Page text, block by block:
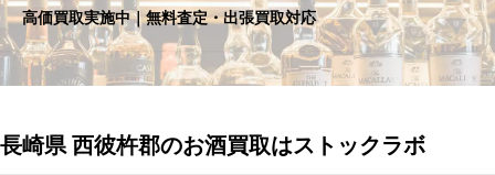
高価買取実施中｜無料査定・出張買取対応
長崎県 西彼杵郡のお酒買取はストックラボ